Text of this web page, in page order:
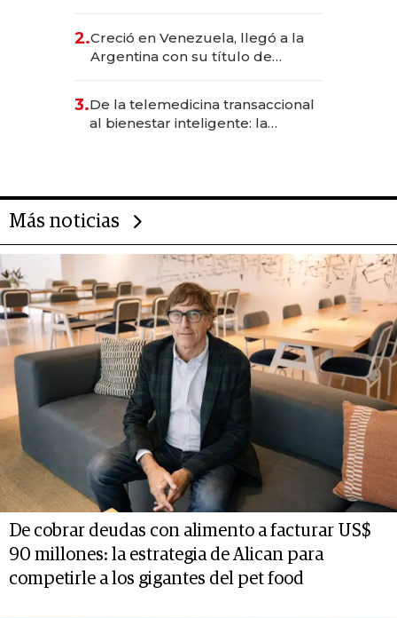
2.Creció en Venezuela, llegó a la
Argentina con su título de
las marcas "fast premium"
3.De la telemedicina transaccional
al bienestar inteligente: la
Más noticias
De cobrar deudas con alimento a facturar US$
90 millones: la estrategia de Alican para
competirle a los gigantes del pet food